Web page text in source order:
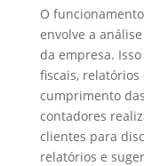
O
envolve a
da empresa.
fiscais, relatórios
cumprimento
contadores
clientes para
relatórios e